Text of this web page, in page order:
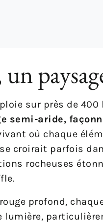
un
sur près de
semi-aride,
où chaque
croirait parfois
rocheuses
profond,
lumière,